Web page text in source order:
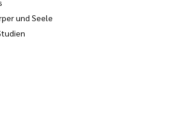
und Seele